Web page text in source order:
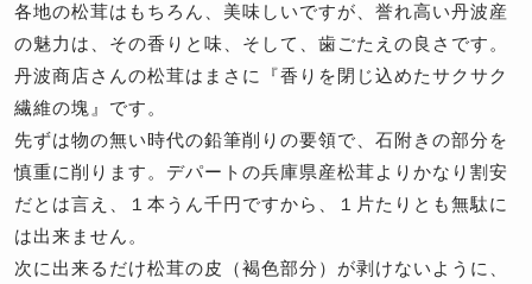
各地の松茸はもちろん、美味しいですが、誉れ高い丹波産
の魅力は、その香りと味、そして、歯ごたえの良さです。
丹波商店さんの松茸はまさに『香りを閉じ込めたサクサク
繊維の塊』です。
先ずは物の無い時代の鉛筆削りの要領で、石附きの部分を
慎重に削ります。デパートの兵庫県産松茸よりかなり割安
だとは言え、１本うん千円ですから、１片たりとも無駄に
は出来ません。
次に出来るだけ松茸の皮（褐色部分）が剥けないように、